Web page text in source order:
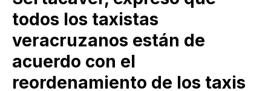
todos los taxistas
veracruzanos están de
acuerdo con el
reordenamiento de los taxis